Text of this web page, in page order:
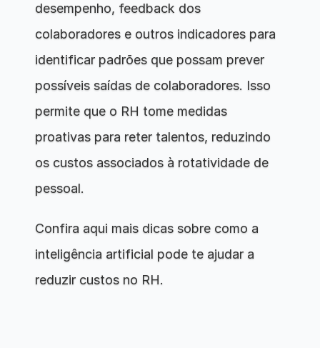
desempenho, feedback dos
colaboradores e outros indicadores para
identificar padrões que possam prever
possíveis saídas de colaboradores. Isso
permite que o RH tome medidas
proativas para reter talentos, reduzindo
os custos associados à rotatividade de
pessoal.
Confira aqui mais dicas sobre como a
inteligência artificial pode te ajudar a
reduzir custos no RH.